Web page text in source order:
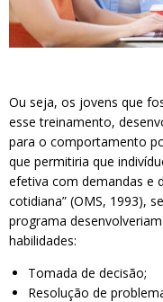
Ou seja, os jovens que
esse treinamento,
para o comportamento
que permitiria que
efetiva com demandas e
cotidiana” (OMS, 1993),
programa
habilidades:
Tomada de decisão;
Resolução de